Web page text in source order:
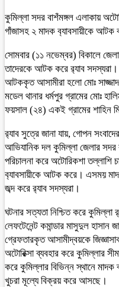
কুমিল্লা সদর বাশঁমঙ্গল এলাকায়
গাঁজাসহ ২ মাদক ব‍্যাবসায়ীকে আটক
সোমবার (১১ নভেম্বর) বিকালে
তাদেরকে আটক করে র‍্যাব সদস্যরা।
আটককৃত আসামীরা হলো মোঃ
মডেল থানার ধর্মপুর গ্রামের মোঃ
ফয়সাল (২৪) একই গ্রামের শাহিন
র‍্যাব সুত্রে জানা যায়, গোপন
আভিযানিক দল কুমিল্লা জেলার সদর
পরিচালনা করে অটোরিকশা তল্লাশি
ব‍্যাবসায়ীকে আটক করে। এসময়
জব্দ করে র‍্যাব সদস্যরা।
ঘটনার সত্যতা নিশ্চিত করে
লেফটেনেন্ট কমান্ডার মাসুদুল হাসান
গ্রেফতারকৃত আসামীদ্বয়কে
অটোরিক্সা ব্যবহার করে কুমিল্লার
করে কুমিল্লার বিভিন্ন স্থানে মাদক
খুচরা মূল্যে বিক্রয় করে আসছে।